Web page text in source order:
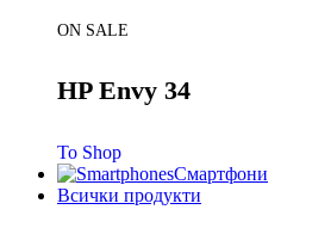
ON SALE
HP Envy 34
To Shop
Смартфони
Всички продукти